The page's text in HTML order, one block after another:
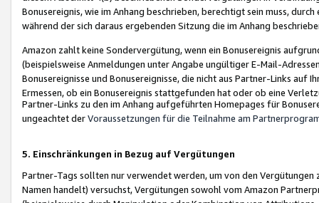
Bonusereignis, wie im Anhang beschrieben, berechtigt sein muss,
während der sich daraus ergebenden Sitzung die im Anhang
Amazon zahlt keine Sondervergütung, wenn ein Bonusereignis
(beispielsweise Anmeldungen unter Angabe ungültiger E-Mail-
Bonusereignisse und Bonusereignisse, die nicht aus Partner-Links auf
Ermessen, ob ein Bonusereignis stattgefunden hat oder ob eine
Partner-Links zu den im Anhang aufgeführten Homepages für
ungeachtet derVoraussetzungen für die Teilnahme am
5. Einschränkungen in Bezug auf Vergütungen
Partner-Tags sollten nur verwendet werden, um von den
Namen handelt) versuchst, Vergütungen sowohl vom Amazon